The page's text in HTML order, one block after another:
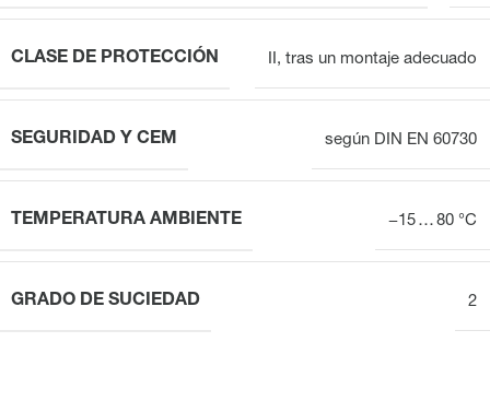
CLASE DE PROTECCIÓN II, tras un montaje adecuado
SEGURIDAD Y CEM según DIN EN 60730
TEMPERATURA AMBIENTE −15 … 80 °C
GRADO DE SUCIEDAD 2